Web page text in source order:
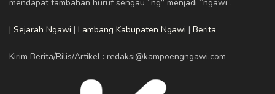
mendapat tambahan huruf sengau “ng” menjadi “ngawi”.
| Sejarah Ngawi | Lambang Kabupaten Ngawi | Berita
___
Kirim Berita/Rilis/Artikel : redaksi@kampoengngawi.com